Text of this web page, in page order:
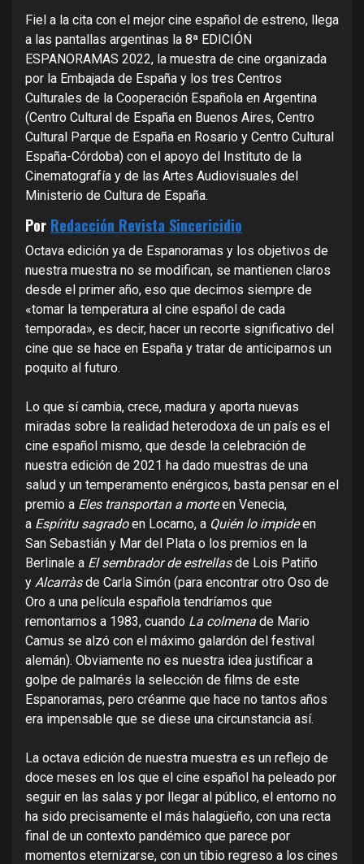
Fiel a la cita con el mejor cine español de estreno, llega
a las pantallas argentinas la 8ª EDICIÓN
ESPANORAMAS 2022, la muestra de cine organizada
por la Embajada de España y los tres Centros
Culturales de la Cooperación Española en Argentina
(Centro Cultural de España en Buenos Aires, Centro
Cultural Parque de España en Rosario y Centro Cultural
España-Córdoba) con el apoyo del Instituto de la
Cinematografía y de las Artes Audiovisuales del
Ministerio de Cultura de España.
Por Redacción Revista Sincericidio
Octava edición ya de Espanoramas y los objetivos de
nuestra muestra no se modifican, se mantienen claros
desde el primer año, eso que decimos siempre de
«tomar la temperatura al cine español de cada
temporada», es decir, hacer un recorte significativo del
cine que se hace en España y tratar de anticiparnos un
poquito al futuro.
Lo que sí cambia, crece, madura y aporta nuevas
miradas sobre la realidad heterodoxa de un país es el
cine español mismo, que desde la celebración de
nuestra edición de 2021 ha dado muestras de una
salud y un temperamento enérgicos, basta pensar en el
premio a Eles transportan a morteen Venecia,
a Espíritu sagradoen Locarno, a Quién lo impideen
San Sebastián y Mar del Plata o los premios en la
Berlinale a El sembrador de estrellasde Lois Patiño
y Alcarràsde Carla Simón (para encontrar otro Oso de
Oro a una película española tendríamos que
remontarnos a 1983, cuando La colmena de Mario
Camus se alzó con el máximo galardón del festival
alemán). Obviamente no es nuestra idea justificar a
golpe de palmarés la selección de films de este
Espanoramas, pero créanme que hace no tantos años
era impensable que se diese una circunstancia así.
La octava edición de nuestra muestra es un reflejo de
doce meses en los que el cine español ha peleado por
seguir en las salas y por llegar al público, el entorno no
ha sido precisamente el más halagüeño, con una recta
final de un contexto pandémico que parece por
momentos eternizarse, con un tibio regreso a los cines